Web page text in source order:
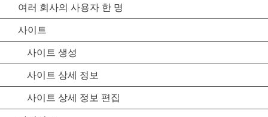
여러 회사의 사용자 한 명
사이트
사이트 생성
사이트 상세 정보
사이트 상세 정보 편집